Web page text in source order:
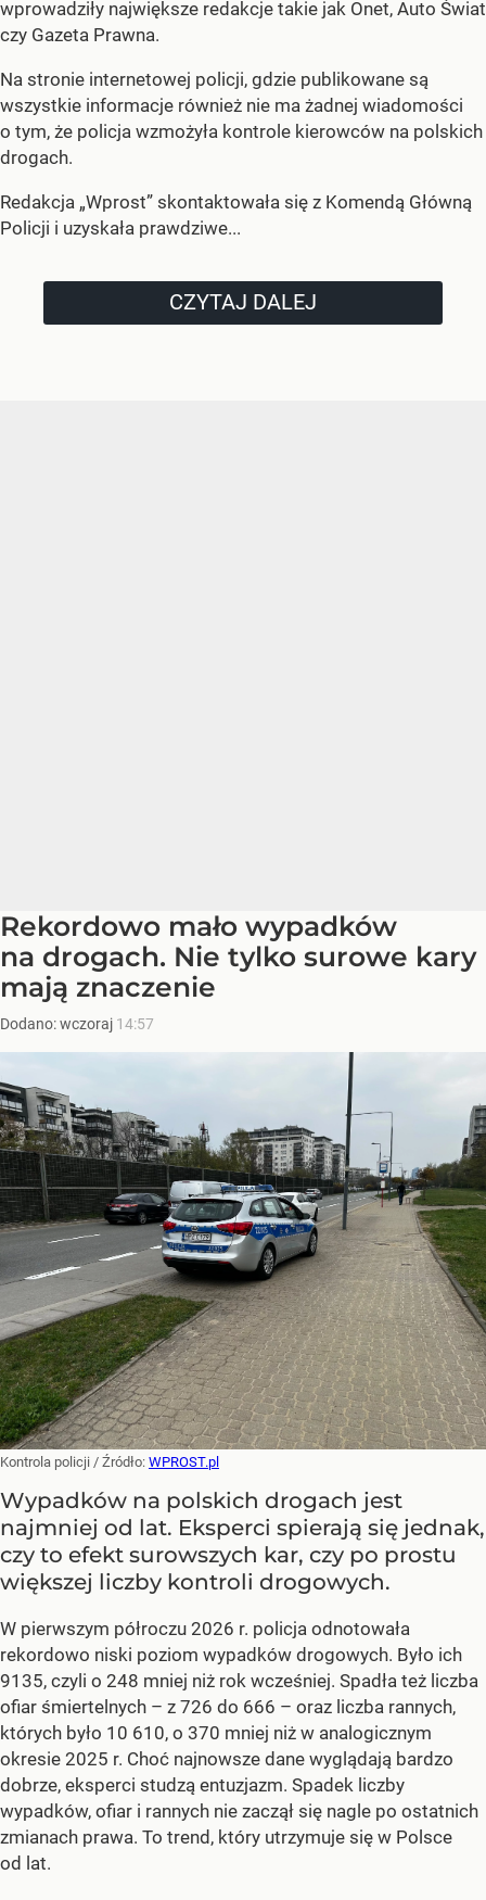
wprowadziły największe redakcje takie jak Onet, Auto Świat
czy Gazeta Prawna.
Na stronie internetowej policji, gdzie publikowane są
wszystkie informacje również nie ma żadnej wiadomości
o tym, że policja wzmożyła kontrole kierowców na polskich
drogach.
Redakcja „Wprost” skontaktowała się z Komendą Główną
Policji i uzyskała prawdziwe...
CZYTAJ DALEJ
Rekordowo mało wypadków
na drogach. Nie tylko surowe kary
mają znaczenie
Dodano:wczoraj 14:57
Kontrola policji / Źródło: WPROST.pl
Wypadków na polskich drogach jest
najmniej od lat. Eksperci spierają się jednak,
czy to efekt surowszych kar, czy po prostu
większej liczby kontroli drogowych.
W pierwszym półroczu 2026 r. policja odnotowała
rekordowo niski poziom wypadków drogowych. Było ich
9135, czyli o 248 mniej niż rok wcześniej. Spadła też liczba
ofiar śmiertelnych – z 726 do 666 – oraz liczba rannych,
których było 10 610, o 370 mniej niż w analogicznym
okresie 2025 r. Choć najnowsze dane wyglądają bardzo
dobrze, eksperci studzą entuzjazm. Spadek liczby
wypadków, ofiar i rannych nie zaczął się nagle po ostatnich
zmianach prawa. To trend, który utrzymuje się w Polsce
od lat.